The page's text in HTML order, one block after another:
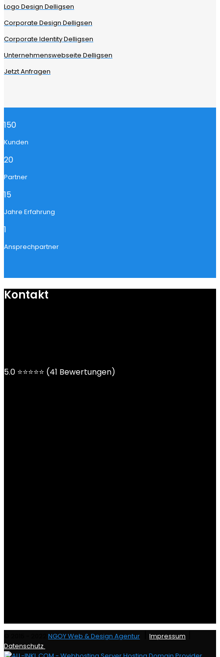
Logo Design Delligsen
Corporate Design Delligsen
Corporate Identity Delligsen
Unternehmenswebseite Delligsen
Jetzt Anfragen
150
Kunden
20
Partner
15
Jahre Erfahrung
1
Ansprechpartner
Kontakt
5.0 ⭐⭐⭐⭐⭐ (41 Bewertungen)
NGOY Web & Design Agentur Impressum
Datenschutz